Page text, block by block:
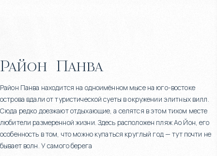
Район Панва
Район Панва находится на одноимённом мысе на юго-востоке
острова вдали от туристической суеты в окружении элитных вилл.
Сюда редко доезжают отдыхающие, а селятся в этом тихом месте
любители размеренной жизни. Здесь расположен пляж Ао Йон, его
особенность в том, что можно купаться круглый год — тут почти не
бывает волн. У самого берега